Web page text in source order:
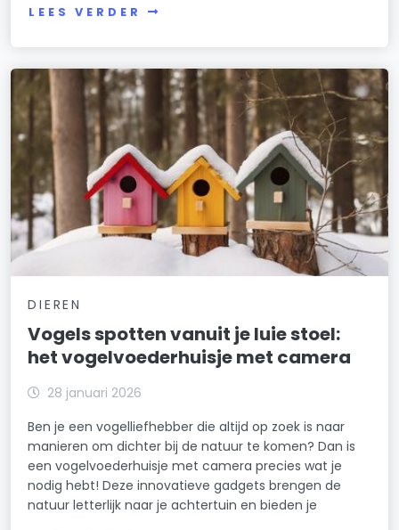
LEES VERDER
DIEREN
Vogels spotten vanuit je luie stoel:
het vogelvoederhuisje met camera
28 januari 2026
Ben je een vogelliefhebber die altijd op zoek is naar
manieren om dichter bij de natuur te komen? Dan is
een vogelvoederhuisje met camera precies wat je
nodig hebt! Deze innovatieve gadgets brengen de
natuur letterlijk naar je achtertuin en bieden je